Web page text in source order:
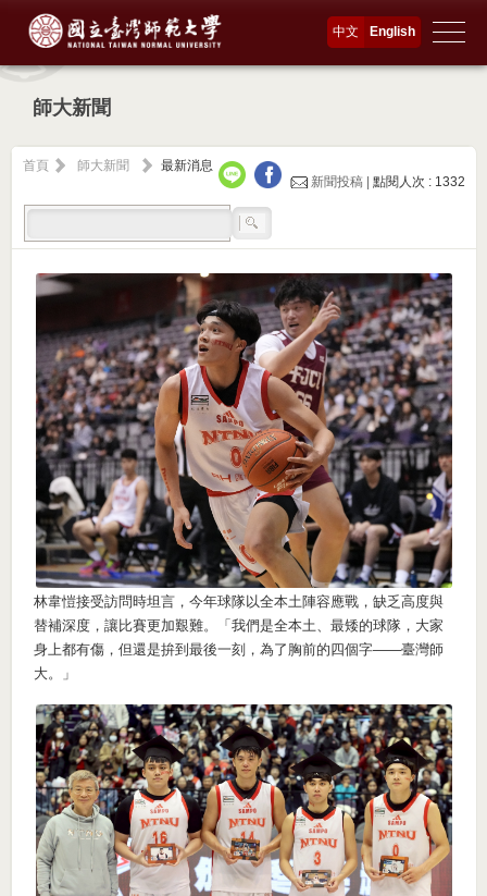
English
中文
師大新聞
首頁 師大新聞
最新消息
新聞投稿 |點閱人次 : 1332
林韋愷接受訪問時坦言，今年球隊以全本土陣容應戰，缺乏高度與
替補深度，讓比賽更加艱難。「我們是全本土、最矮的球隊，大家
身上都有傷，但還是拚到最後一刻，為了胸前的四個字——臺灣師
大。」